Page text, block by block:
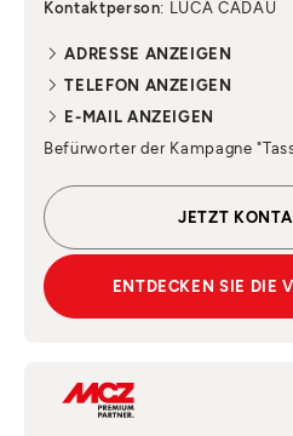
Kontaktperson: LUCA CADAU
ADRESSE ANZEIGEN
TELEFON ANZEIGEN
E-MAIL ANZEIGEN
Befürworter der Kampagne
JETZT
ENTDECKEN SIE DIE